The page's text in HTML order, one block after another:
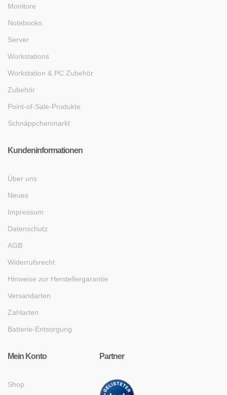
Monitore
Notebooks
Server
Workstations
Workstation & PC Zubehör
Zubehör
Point-of-Sale-Produkte
Schnäppchenmarkt
Kundeninformationen
Über uns
Neues
Impressum
Datenschutz
AGB
Widerrufsrecht
Hinweise zur Herstellergarantie
Versandarten
Zahlarten
Batterie-Entsorgung
Mein Konto
Shop
Partner